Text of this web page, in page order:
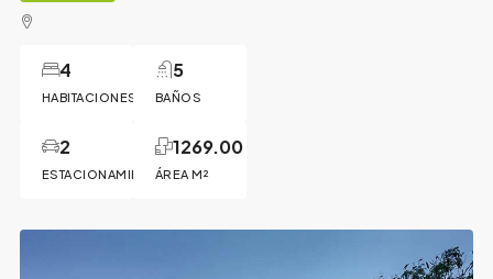
HABITACIONES
4
BAÑOS
5
ESTACIONAMIENTOS
2
ÁREA M²
1269.00